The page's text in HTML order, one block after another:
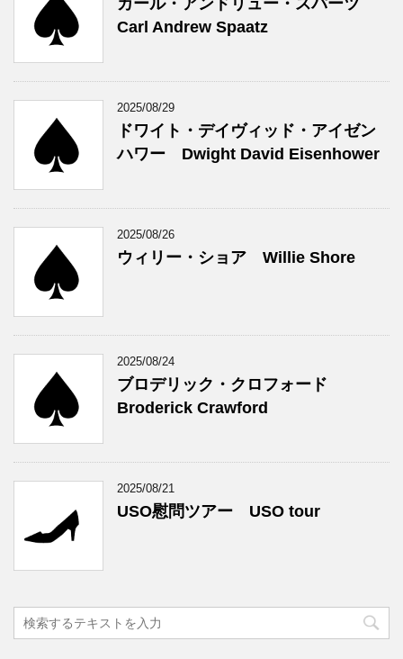
Carl Andrew Spaatz
2025/08/29
ドワイト・デイヴィッド・アイゼン
ハワー Dwight David Eisenhower
2025/08/26
ウィリー・ショア Willie Shore
2025/08/24
ブロデリック・クロフォード
Broderick Crawford
2025/08/21
USO慰問ツアー USO tour